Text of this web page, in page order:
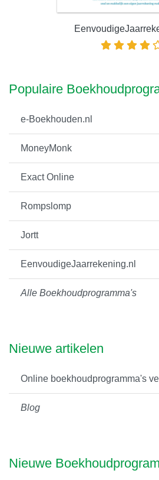
Populaire
e-Boekhouden.nl
MoneyMonk
Exact Online
Rompslomp
Jortt
EenvoudigeJaarrekening.nl
Alle Boekhoudprogramma's
Nieuwe artikelen
Online boekhoudprogramma's
Blog
Nieuwe